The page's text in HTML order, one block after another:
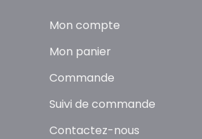
Mon compte
Mon panier
Commande
Suivi de commande
Contactez-nous